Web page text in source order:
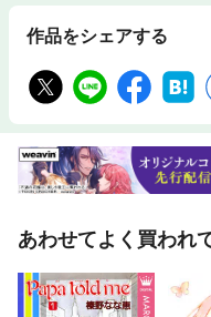
作品をシェアする
あわせてよく買われ